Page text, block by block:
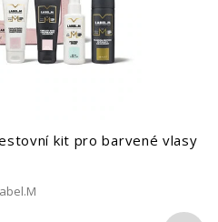
kit pro barvené vlasy